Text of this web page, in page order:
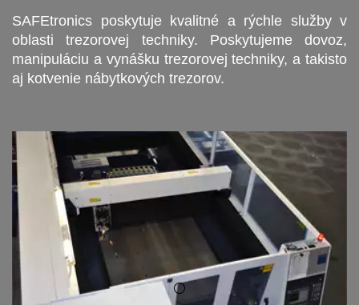
SAFEtronics poskytuje kvalitné a rýchle služby v
oblasti trezorovej techniky. Poskytujeme dovoz,
manipuláciu a vynášku trezorovej techniky, a takisto
aj kotvenie nábytkových trezorov.